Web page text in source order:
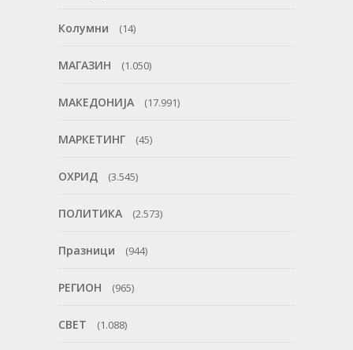
Колумни (14)
МАГАЗИН (1.050)
МАКЕДОНИЈА (17.991)
МАРКЕТИНГ (45)
ОХРИД (3.545)
ПОЛИТИКА (2.573)
Празници (944)
РЕГИОН (965)
СВЕТ (1.088)